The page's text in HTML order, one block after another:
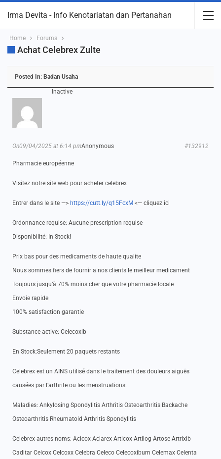
Irma Devita - Info Kenotariatan dan Pertanahan
Home Forums
Achat Celebrex Zulte
Posted In: Badan Usaha
Inactive
Anonymous
On09/04/2025 at 6:14 pm #132912
Pharmacie européenne
Visitez notre site web pour acheter celebrex
Entrer dans le site —> https://cutt.ly/q15FcxM <— cliquez ici
Ordonnance requise: Aucune prescription requise
Disponibilité: In Stock!
Prix bas pour des medicaments de haute qualite
Nous sommes fiers de fournir a nos clients le meilleur medicament
Toujours jusqu’à 70% moins cher que votre pharmacie locale
Envoie rapide
100% satisfaction garantie
Substance active: Celecoxib
En Stock:Seulement 20 paquets restants
Celebrex est un AINS utilisé dans le traitement des douleurs aiguës
causées par l’arthrite ou les menstruations.
Maladies: Ankylosing Spondylitis Arthritis Osteoarthritis Backache
Osteoarthritis Rheumatoid Arthritis Spondylitis
Celebrex autres noms: Acicox Aclarex Articox Artilog Artose Artrixib
Caditar Celcox Celcoxx Celebra Celeco Celecoxibum Celemax Celenta